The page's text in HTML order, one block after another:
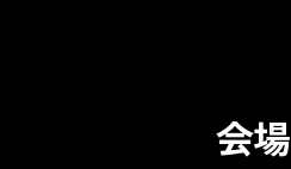
会場